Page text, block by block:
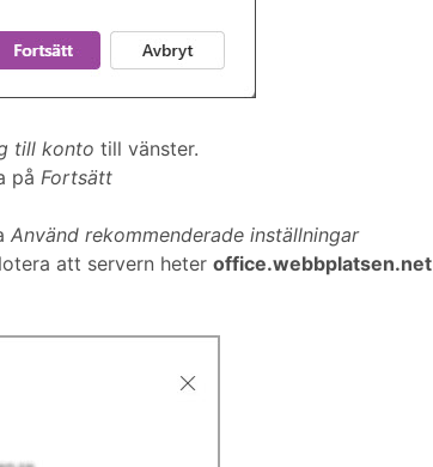
till konto till vänster.
på Fortsätt
Använd rekommenderade inställningar
att servern heter office.webbplatsen.net